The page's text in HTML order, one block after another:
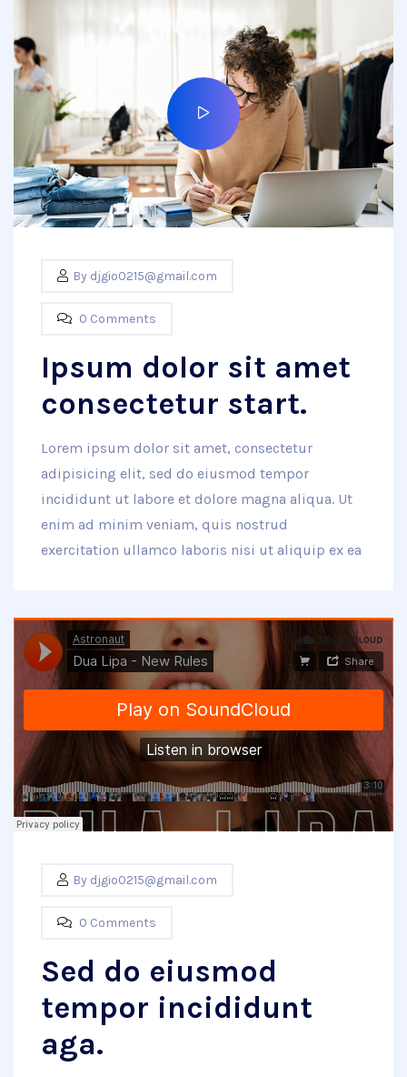
By djgio0215@gmail.com
0 Comments
Ipsum dolor sit amet
consectetur start.
Lorem ipsum dolor sit amet, consectetur
adipisicing elit, sed do eiusmod tempor
incididunt ut labore et dolore magna aliqua. Ut
enim ad minim veniam, quis nostrud
exercitation ullamco laboris nisi ut aliquip ex ea
By djgio0215@gmail.com
0 Comments
Sed do eiusmod
tempor incididunt
aga.